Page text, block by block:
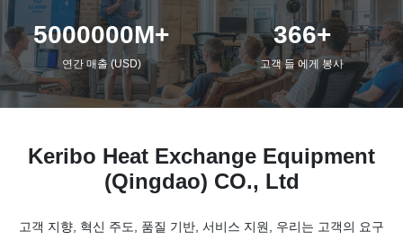
5000000M+
연간 매출 (USD)
366+
고객 들 에게 봉사
Keribo Heat Exchange Equipment
(Qingdao) CO., Ltd
고객 지향, 혁신 주도, 품질 기반, 서비스 지원, 우리는 고객의 요구